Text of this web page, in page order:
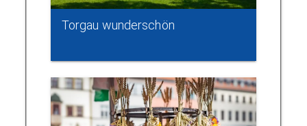
Torgau wunderschön